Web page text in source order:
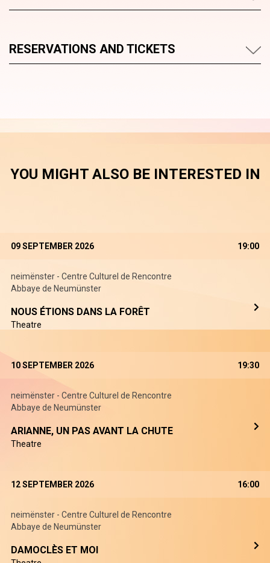
RESERVATIONS AND TICKETS
YOU MIGHT ALSO BE INTERESTED IN
09 SEPTEMBER 2026 19:00
neimënster - Centre Culturel de Rencontre
Abbaye de Neumünster
NOUS ÉTIONS DANS LA FORÊT
Theatre
10 SEPTEMBER 2026 19:30
neimënster - Centre Culturel de Rencontre
Abbaye de Neumünster
ARIANNE, UN PAS AVANT LA CHUTE
Theatre
12 SEPTEMBER 2026 16:00
neimënster - Centre Culturel de Rencontre
Abbaye de Neumünster
DAMOCLÈS ET MOI